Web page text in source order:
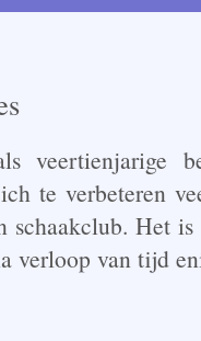
veertienjarige
te verbeteren
schaakclub. Het
verloop van tijd